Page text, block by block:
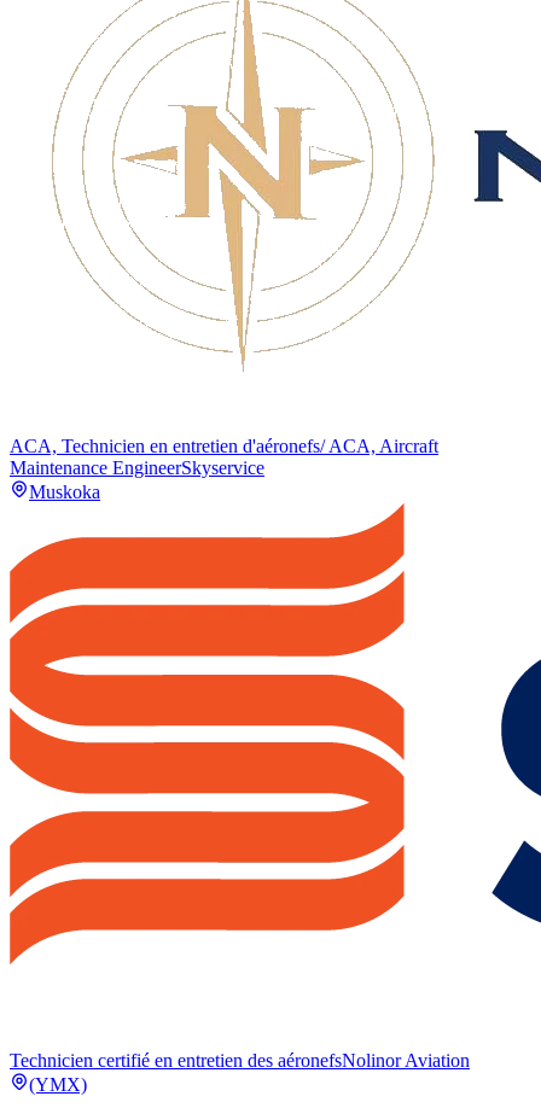
ACA, Technicien en entretien d'aéronefs/ ACA, Aircraft
Maintenance EngineerSkyservice
Muskoka
Technicien certifié en entretien des aéronefsNolinor Aviation
(YMX)